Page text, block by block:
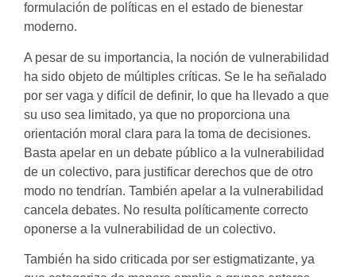
formulación de políticas en el estado de bienestar
moderno.
A pesar de su importancia, la noción de vulnerabilidad
ha sido objeto de múltiples críticas. Se le ha señalado
por ser vaga y difícil de definir, lo que ha llevado a que
su uso sea limitado, ya que no proporciona una
orientación moral clara para la toma de decisiones.
Basta apelar en un debate público a la vulnerabilidad
de un colectivo, para justificar derechos que de otro
modo no tendrían. También apelar a la vulnerabilidad
cancela debates. No resulta políticamente correcto
oponerse a la vulnerabilidad de un colectivo.
También ha sido criticada por ser estigmatizante, ya